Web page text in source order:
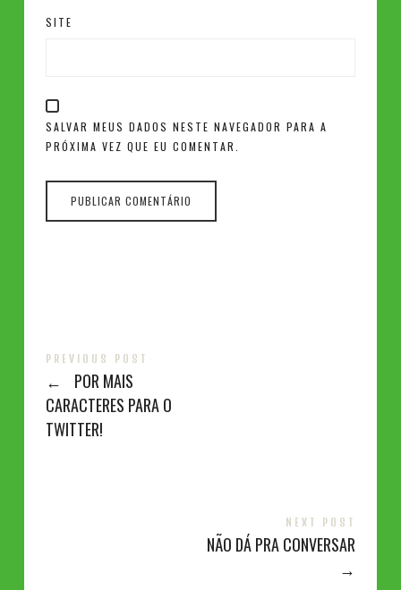
SITE
SALVAR MEUS DADOS NESTE NAVEGADOR PARA A
PRÓXIMA VEZ QUE EU COMENTAR.
PREVIOUS POST
←
POR MAIS
CARACTERES PARA O
TWITTER!
NEXT POST
NÃO DÁ PRA CONVERSAR
→